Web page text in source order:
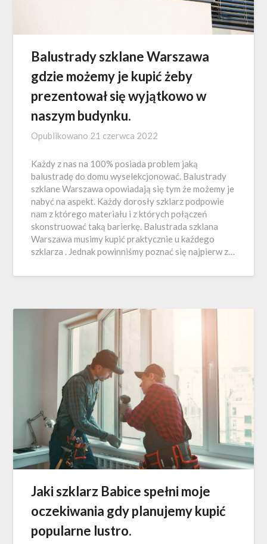
Balustrady szklane Warszawa
gdzie możemy je kupić żeby
prezentował się wyjątkowo w
naszym budynku.
Opublikowano 21 czerwca 2022
Każdy z nas na 100% posiada problem jaką
balustradę do domu wyselekcjonować. Balustrady
szklane Warszawa opowiadają się tym że możemy je
nabyć na aspekt. Każdy dorosły szklarz podpowie
nam z którego materiału i z których połączeń
skonstruować taką barierkę. Balustrada szklana
Warszawa musimy kupić praktycznie u każdego
szklarza . Jednak powinniśmy poznać się najpierw z…
Jaki szklarz Babice spełni moje
oczekiwania gdy planujemy kupić
popularne lustro.